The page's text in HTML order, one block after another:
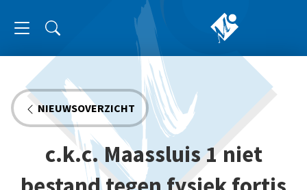
NIEUWSOVERZICHT
c.k.c. Maassluis 1 niet